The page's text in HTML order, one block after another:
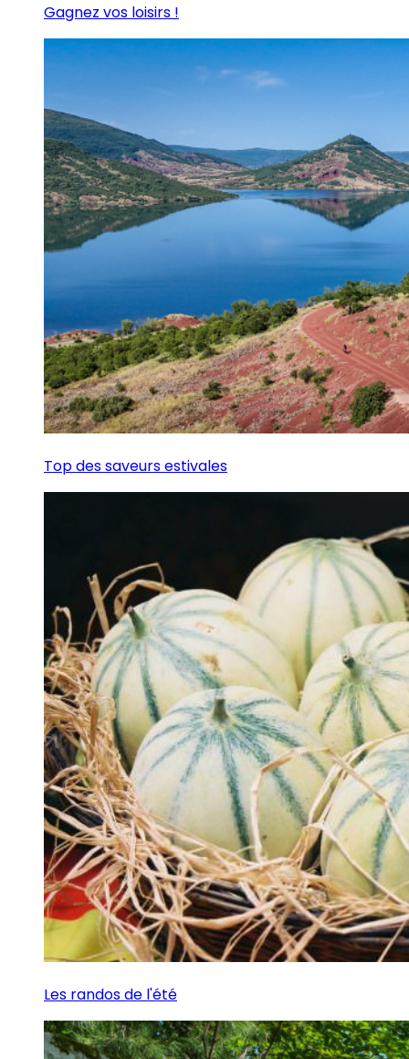
Gagnez vos loisirs !
Top des saveurs estivales
Les randos de l'été